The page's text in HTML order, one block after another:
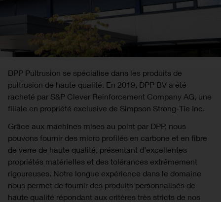
DPP Pultrusion se spécialise dans les produits de
pultrusion de haute qualité. En 2019, DPP BV a été
racheté par S&P Clever Reinforcement Company AG, une
filiale en propriété exclusive de Simpson Strong-Tie Inc.
Grâce aux machines mises au point par DPP, nous
pouvons fournir des micro profilés en carbone et en fibre
de verre de haute qualité, présentant d’excellentes
propriétés matérielles et des tolérances extrêmement
rigoureuses. Notre longue expérience dans le domaine
nous permet de fournir des produits personnalisés de
haute qualité répondant aux critères très stricts de nos